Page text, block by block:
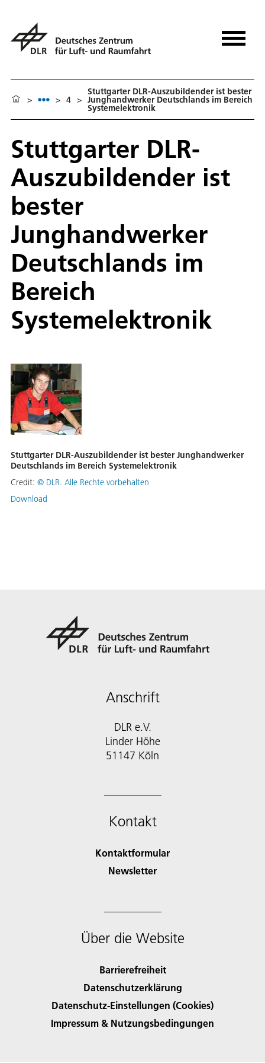
> > 4 >
Stuttgarter DLR-Auszubildender ist bester
Junghandwerker Deutschlands im Bereich
Systemelektronik
Stuttgarter DLR-
Auszubildender ist
bester
Junghandwerker
Deutschlands im
Bereich
Systemelektronik
Stuttgarter DLR-Auszubildender ist bester Junghandwerker
Deutschlands im Bereich Systemelektronik
Credit: © DLR. Alle Rechte vorbehalten
Download
Anschrift
DLR e.V.
Linder Höhe
51147 Köln
Kontakt
Kontaktformular
Newsletter
Über die Website
Barrierefreiheit
Datenschutzerklärung
Datenschutz-Einstellungen (Cookies)
Impressum & Nutzungsbedingungen